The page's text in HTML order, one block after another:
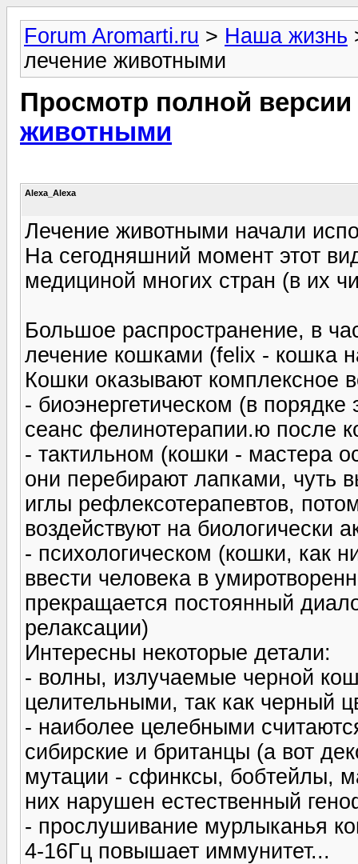
Forum Aromarti.ru > Наша жизнь
лечение животными
Просмотр полной
животными
Alexa_Alexa
Лечение животными начали
На сегодняшний момент этот
медициной многих стран (в их
Большое распространение, в
лечение кошками (felix - кошка
Кошки оказывают комплексное
- биоэнергетическом (в
сеанс фелинотерапии.ю после
- тактильном (кошки - мастера
они перебирают лапками, чуть
иглы рефлексотерапевтов,
воздействуют на биологически
- психологическом (кошки, как
ввести человека в
прекращается постоянный
релаксации)
Интересны некоторые детали:
- волны, излучаемые черной
целительными, так как черный
- наиболее целебными
сибирские и британцы (а вот
мутации - сфинксы, бобтейлы,
них нарушен естественный
- прослушивание мурлыканья
4-16Гц повышает иммунитет...